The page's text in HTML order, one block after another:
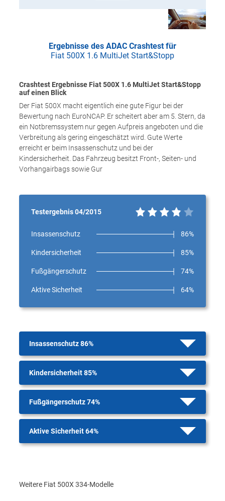
Ergebnisse des ADAC Crashtest für
Fiat 500X 1.6 MultiJet Start&Stopp
Crashtest Ergebnisse Fiat 500X 1.6 MultiJet Start&Stopp
auf einen Blick
Der Fiat 500X macht eigentlich eine gute Figur bei der
Bewertung nach EuroNCAP. Er scheitert aber am 5. Stern, da
ein Notbremssystem nur gegen Aufpreis angeboten und die
Verbreitung als gering eingeschätzt wird. Gute Werte
erreicht er beim Insassenschutz und bei der
Kindersicherheit. Das Fahrzeug besitzt Front-, Seiten- und
Vorhangairbags sowie Gur
Testergebnis 04/2015
Insassenschutz 86%
Kindersicherheit 85%
Fußgängerschutz 74%
Aktive Sicherheit 64%
Insassenschutz 86%
Kindersicherheit 85%
Fußgängerschutz 74%
Aktive Sicherheit 64%
Weitere Fiat 500X 334-Modelle